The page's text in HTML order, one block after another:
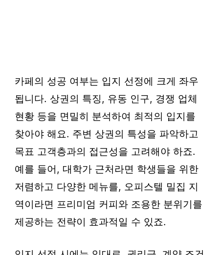
카페의 성공 여부는 입지 선정에 크게 좌우
됩니다. 상권의 특징, 유동 인구, 경쟁 업체
현황 등을 면밀히 분석하여 최적의 입지를
찾아야 해요. 주변 상권의 특성을 파악하고
목표 고객층과의 접근성을 고려해야 하죠.
예를 들어, 대학가 근처라면 학생들을 위한
저렴하고 다양한 메뉴를, 오피스텔 밀집 지
역이라면 프리미엄 커피와 조용한 분위기를
제공하는 전략이 효과적일 수 있죠.